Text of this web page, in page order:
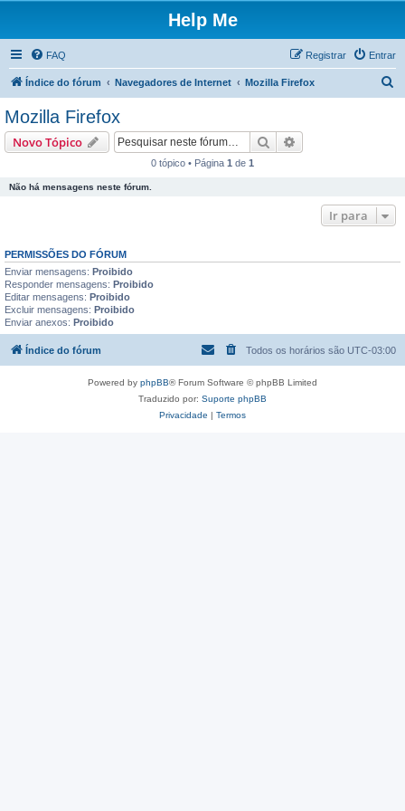
Help Me
FAQ Entrar
Registrar
Índice do fórum Navegadores de Internet Mozilla Firefox
Mozilla Firefox
Novo Tópico Pesquisar
0 tópico • Página 1 de 1
Não há mensagens neste fórum.
Ir para
PERMISSÕES DO FÓRUM
Enviar mensagens: Proibido
Responder mensagens: Proibido
Editar mensagens: Proibido
Excluir mensagens: Proibido
Enviar anexos: Proibido
Índice do fórum Todos os horários são UTC-03:00
Powered by phpBB® Forum Software © phpBB Limited
Traduzido por: Suporte phpBB
Privacidade | Termos